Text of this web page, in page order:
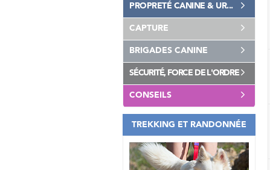
PROPRETÉ CANINE & UR...
CAPTURE
BRIGADES CANINE
SÉCURITÉ, FORCE DE L'ORDRE
CONSEILS
TREKKING ET RANDONNÉE